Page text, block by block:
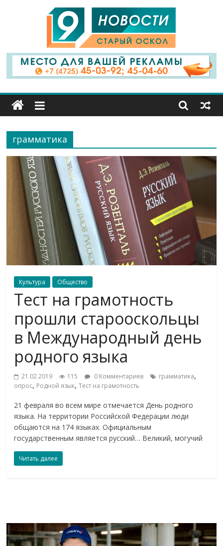
9
Канал
Старый
Оскол
грамматика
Культура Общество
Тест на грамотность
прошли старооскольцы
в Международный день
родного языка
21.02.2019 115 0 Комментариев грамматика,
опрос, Родной язык,Тест на грамотность
21 февраля во всем мире отмечается День родного
языка. На территории Российской Федерации люди
общаются на 174 языках. Официальным
государственным является русский… Великий, могучий
Читать далее